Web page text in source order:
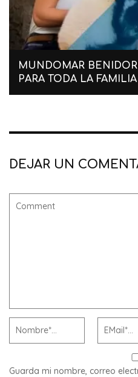
MUNDOMAR
PARA TODA LA FAMILIA
DEJAR UN
Guarda mi nombre, correo